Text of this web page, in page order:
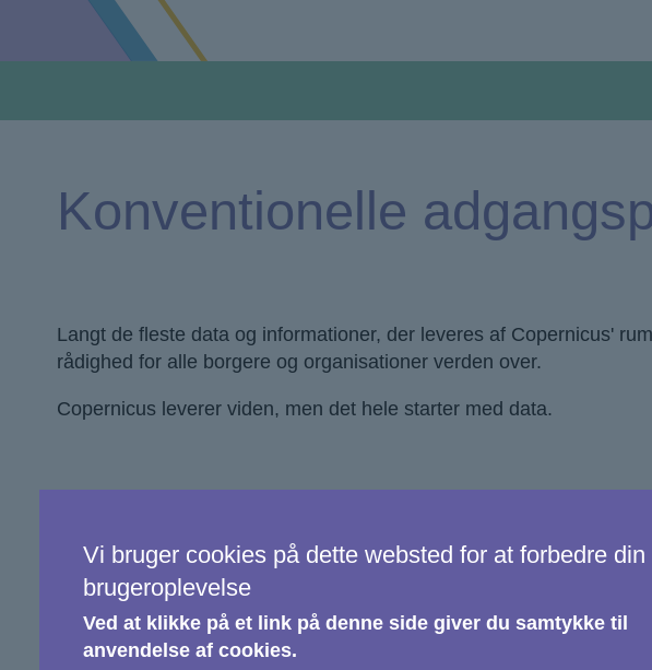
Konventionelle
Langt de fleste data og informationer, der leveres af Copernicus'
rådighed for alle borgere og organisationer verden over.
Copernicus leverer viden, men det hele starter med data.
ESA
Vi bruger cookies på dette websted for at forbedre din
brugeroplevelse
Ved at klikke på et link på denne side giver du samtykke til
anvendelse af cookies.